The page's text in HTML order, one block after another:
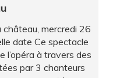
château, mercredi 26
date Ce spectacle
l’opéra à travers des
par 3 chanteurs